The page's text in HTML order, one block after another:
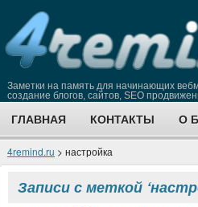
Заметки на память для начинающих
создание блогов, сайтов, SEO
ГЛАВНАЯ КОНТАКТЫ О
4remind.ru > настройка
Записи с меткой